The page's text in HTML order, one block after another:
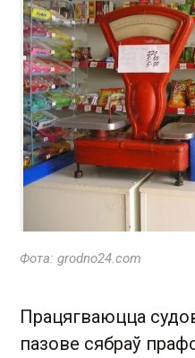
Фота: grodno24.com
Працягваюцца
пазове сябраў